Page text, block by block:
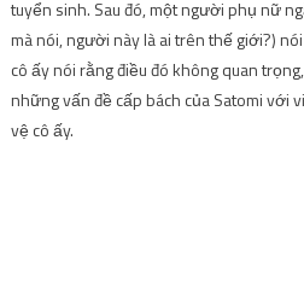
tuyển sinh. Sau đó, một người phụ nữ
mà nói, người này là ai trên thế giới?)
cô ấy nói rằng điều đó không quan
những vấn đề cấp bách của Satomi với
vệ cô ấy.